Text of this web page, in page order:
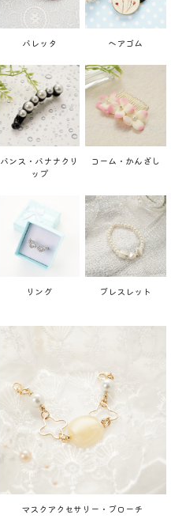
バレッタ ヘアゴム
バンス・バナナクリ
ップ
コーム・かんざし
リング ブレスレット
マスクアクセサリー・ブローチ